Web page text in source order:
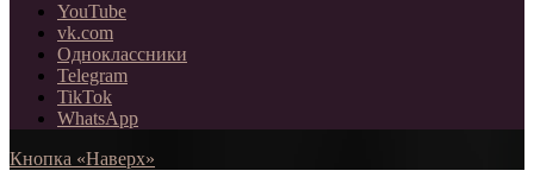
YouTube
vk.com
Одноклассники
Telegram
TikTok
WhatsApp
Кнопка «Наверх»